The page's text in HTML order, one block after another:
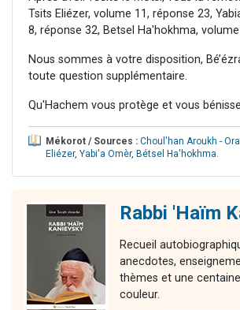
Tsits Eliézer, volume 11, réponse 23,
8, réponse 32, Betsel Ha'hokhma,
Nous sommes à votre disposition,
toute question supplémentaire.
Qu'Hachem vous protège et vous
Mékorot / Sources : Choul'han Aroukh -
Eliézer, Yabi'a Omèr, Bétsel Ha'hokhma.
Rabbi 'Haïm
Recueil
anecdotes,
thèmes et une
couleur.